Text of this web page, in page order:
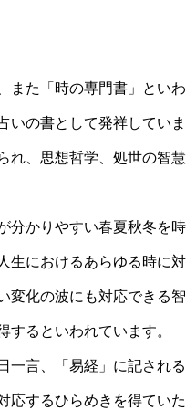
また「時の専門書」とい
いの書として発祥してい
れ、思想哲学、処世の智
かりやすい春夏秋冬を
生におけるあらゆる時に
変化の波にも対応できる
するといわれています。
一言、「易経」に記され
応するひらめきを得てい